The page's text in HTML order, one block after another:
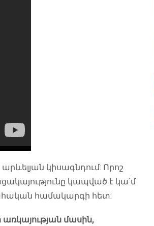
արևելյան կիսագնդում: Որոշ
կապված է կա՛մ
համակարգի հետ:
առկայության մասին,